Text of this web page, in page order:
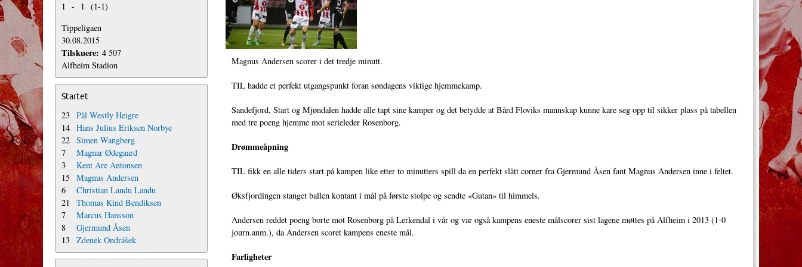
1 - 1 (1-1)
Tippeligaen
30.08.2015
Tilskuere: 4 507
Alfheim Stadion
Startet
23 Pål Westly Heigre
14 Hans Julius Eriksen Norbye
22 Simen Wangberg
7
Magnar Ødegaard
3
Kent Are Antonsen
15 Magnus Andersen
6
Christian Landu Landu
21
Thomas Kind Bendiksen
7
Marcus Hansson
8
Gjermund Åsen
13 Zdenek Ondrášek
Magnus Andersen scorer i det tredje minutt.
TIL hadde et perfekt utgangspunkt foran søndagens viktige hjemmekamp.
Sandefjord, Start og Mjøndalen hadde alle tapt sine kamper og det betydde at Bård Floviks mannskap kunne kare seg opp til sikker plass på tabellen
med tre poeng hjemme mot serieleder Rosenborg.
Drømmeåpning
TIL fikk en alle tiders start på kampen like etter to minutters spill da en perfekt slått corner fra Gjermund Åsen fant Magnus Andersen inne i feltet.
Øksfjordingen stanget ballen kontant i mål på første stolpe og sendte «Gutan» til himmels.
Andersen reddet poeng borte mot Rosenborg på Lerkendal i vår og var også kampens eneste målscorer sist lagene møttes på Alfheim i 2013 (1-0
journ.anm.), da Andersen scoret kampens eneste mål.
Farligheter